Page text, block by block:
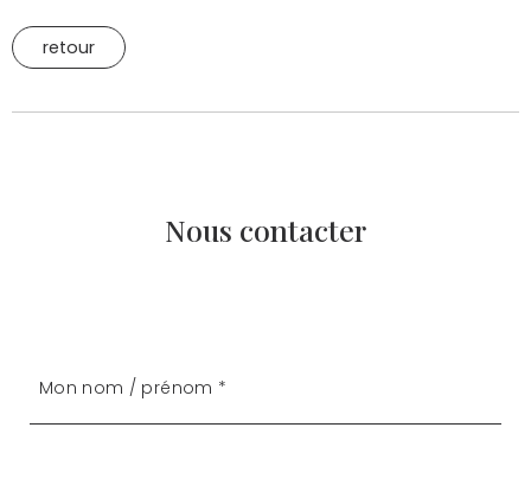
retour
Nous contacter